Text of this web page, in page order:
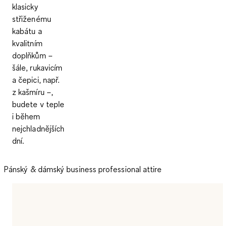
klasicky
střiženému
kabátu a
kvalitním
doplňkům –
šále, rukavicím
a čepici, např.
z kašmíru –,
budete v teple
i během
nejchladnějších
dní.
Pánský & dámský business professional attire